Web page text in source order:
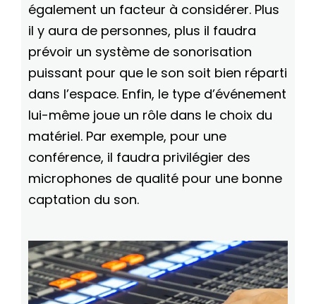
également un facteur à considérer. Plus
il y aura de personnes, plus il faudra
prévoir un système de sonorisation
puissant pour que le son soit bien réparti
dans l’espace. Enfin, le type d’événement
lui-même joue un rôle dans le choix du
matériel. Par exemple, pour une
conférence, il faudra privilégier des
microphones de qualité pour une bonne
captation du son.